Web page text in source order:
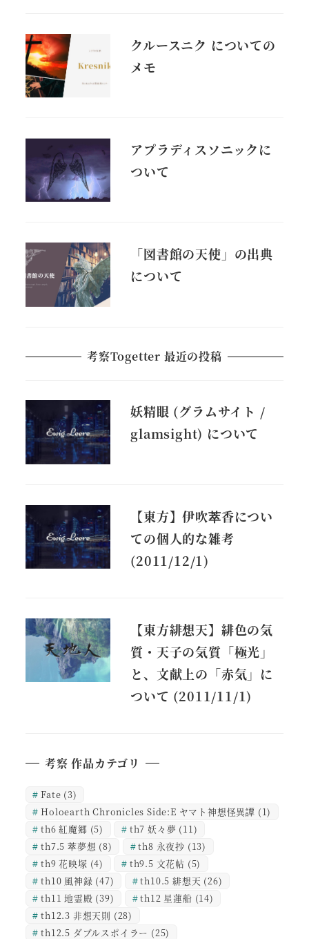
クルースニク についての
メモ
アプラディスソニックに
ついて
「図書館の天使」の出典
について
考察Togetter 最近の投稿
妖精眼 (グラムサイト /
glamsight) について
【東方】伊吹萃香につい
ての個人的な雑考
(2011/12/1)
【東方緋想天】緋色の気
質・天子の気質「極光」
と、文献上の「赤気」に
ついて (2011/11/1)
考察 作品カテゴリ
Fate (3)
Holoearth Chronicles Side:E ヤマト神想怪異譚 (1)
th6 紅魔郷 (5) th7 妖々夢 (11)
th7.5 萃夢想 (8) th8 永夜抄 (13)
th9 花映塚 (4) th9.5 文花帖 (5)
th10 風神録 (47) th10.5 緋想天 (26)
th11 地霊殿 (39) th12 星蓮船 (14)
th12.3 非想天則 (28)
th12.5 ダブルスポイラー (25)